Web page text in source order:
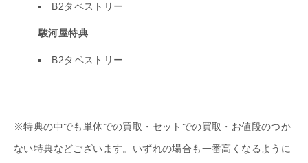
B2タペストリー
駿河屋特典
B2タペストリー
※特典の中でも単体での買取・セットでの買取・お値段のつか
ない特典などございます。いずれの場合も一番高くなるように